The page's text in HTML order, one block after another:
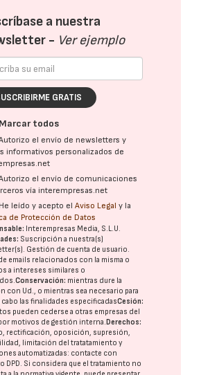
a nuestra
- Ver ejemplo
GRATIS
Marcar todos
el envío de newsletters y
informativos personalizados de
el envío de comunicaciones
vía interempresas.net
He leído y acepto elAviso Legal y la
de Protección de Datos
Interempresas Media, S.L.U.
Suscripción a nuestra(s)
Gestión de cuenta de usuario.
emails relacionados con la misma o
a intereses similares o
Conservación: mientras dure la
con Ud., o mientras sea necesario para
cabo las finalidades especificadasCesión:
pueden cederse a otras empresas del
motivos de gestión interna. Derechos:
rectificación, oposición, supresión,
limitación del tratatamiento y
automatizadas: contacte con
DPD. Si considera que el tratamiento no